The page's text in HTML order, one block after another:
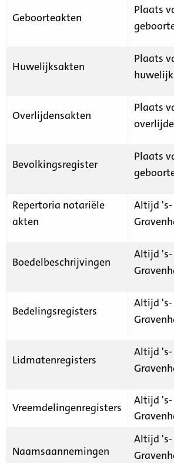
Geboorteakten
Plaats
Huwelijksakten
Plaats
huwelijk
Overlijdensakten
Plaats
Bevolkingsregister
Plaats
Repertoria notariële
akten
Altijd 's-
Boedelbeschrijvingen
Altijd 's-
Bedelingsregisters
Altijd 's-
Lidmatenregisters
Altijd 's-
Vreemdelingenregisters
Altijd 's-
Naamsaannemingen
Altijd 's-